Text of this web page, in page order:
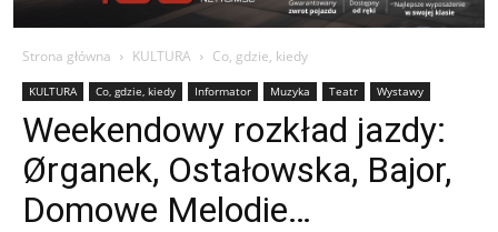
Strona główna KULTURA Co, gdzie, kiedy
KULTURA Co, gdzie, kiedy Informator Muzyka Teatr Wystawy
Weekendowy rozkład jazdy:
Ørganek, Ostałowska, Bajor,
Domowe Melodie…